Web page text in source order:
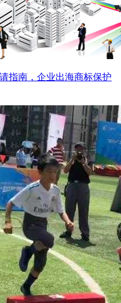
指南，企业出海商标保护